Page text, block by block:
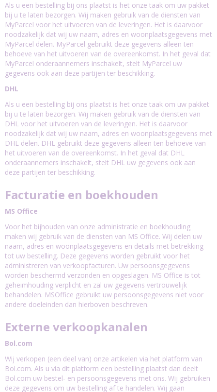
Als u een bestelling bij ons plaatst is het onze taak om uw pakket
bij u te laten bezorgen. Wij maken gebruik van de diensten van
MyParcel voor het uitvoeren van de leveringen. Het is daarvoor
noodzakelijk dat wij uw naam, adres en woonplaatsgegevens met
MyParcel delen. MyParcel gebruikt deze gegevens alleen ten
behoeve van het uitvoeren van de overeenkomst. In het geval dat
MyParcel onderaannemers inschakelt, stelt MyParcel uw
gegevens ook aan deze partijen ter beschikking.
DHL
Als u een bestelling bij ons plaatst is het onze taak om uw pakket
bij u te laten bezorgen. Wij maken gebruik van de diensten van
DHL voor het uitvoeren van de leveringen. Het is daarvoor
noodzakelijk dat wij uw naam, adres en woonplaatsgegevens met
DHL delen. DHL gebruikt deze gegevens alleen ten behoeve van
het uitvoeren van de overeenkomst. In het geval dat DHL
onderaannemers inschakelt, stelt DHL uw gegevens ook aan
deze partijen ter beschikking.
Facturatie en boekhouden
MS Office
Voor het bijhouden van onze administratie en boekhouding
maken wij gebruik van de diensten van MS Office. Wij delen uw
naam, adres en woonplaatsgegevens en details met betrekking
tot uw bestelling. Deze gegevens worden gebruikt voor het
administreren van verkoopfacturen. Uw persoonsgegevens
worden beschermd verzonden en opgeslagen. MS Office is tot
geheimhouding verplicht en zal uw gegevens vertrouwelijk
behandelen. MSOffice gebruikt uw persoonsgegevens niet voor
andere doeleinden dan hierboven beschreven.
Externe verkoopkanalen
Bol.com
Wij verkopen (een deel van) onze artikelen via het platform van
Bol.com. Als u via dit platform een bestelling plaatst dan deelt
Bol.com uw bestel- en persoonsgegevens met ons. Wij gebruiken
deze gegevens om uw bestelling af te handelen. Wij gaan